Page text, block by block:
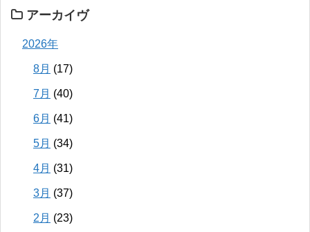
アーカイヴ
2026年
8月 (17)
7月 (40)
6月 (41)
5月 (34)
4月 (31)
3月 (37)
2月 (23)